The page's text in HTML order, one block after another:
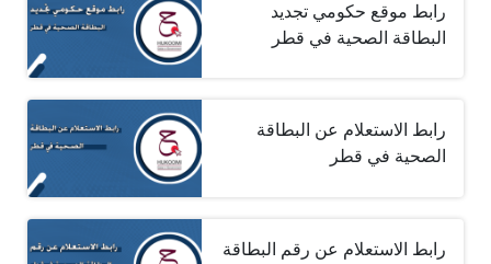
رابط موقع حكومي تجديد
البطاقة الصحية في قطر
رابط الاستعلام عن البطاقة
الصحية في قطر
رابط الاستعلام عن رقم البطاقة